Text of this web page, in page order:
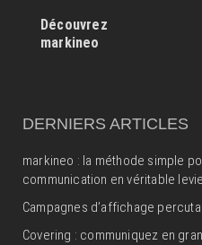
Découvrez
markineo
DERNIERS ARTICLES
markineo : la méthode simple
communication en véritable
Campagnes d’affichage
Covering : communiquez en